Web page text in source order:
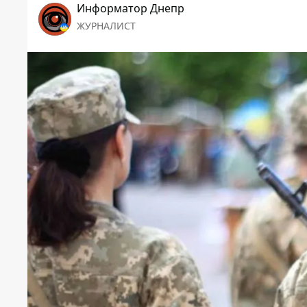
Информатор Днепр
ЖУРНАЛИСТ